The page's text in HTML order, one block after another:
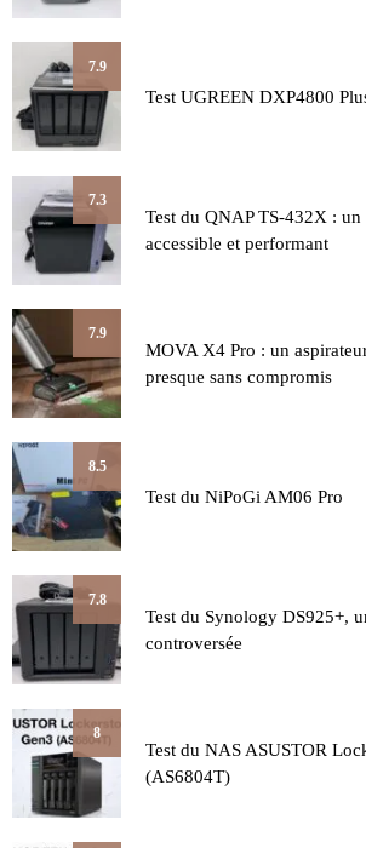
7.9
Test UGREEN DXP4800
7.3
Test du QNAP TS-432X :
accessible et performant
7.9
MOVA X4 Pro : un
presque sans compromis
8.5
Test du NiPoGi AM06 Pro
7.8
Test du Synology DS925+,
controversée
8
Test du NAS ASUSTOR
(AS6804T)